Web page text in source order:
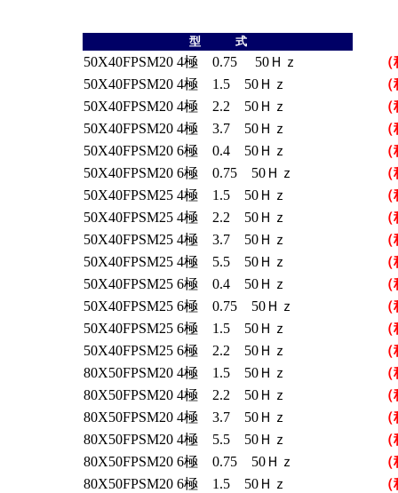
型 式
50X40FPSM20 4極 0.75 50Ｈｚ
50X40FPSM20 4極 1.5 50Ｈｚ
50X40FPSM20 4極 2.2 50Ｈｚ
50X40FPSM20 4極 3.7 50Ｈｚ
50X40FPSM20 6極 0.4 50Ｈｚ
50X40FPSM20 6極 0.75 50Ｈｚ
50X40FPSM25 4極 1.5 50Ｈｚ
50X40FPSM25 4極 2.2 50Ｈｚ
50X40FPSM25 4極 3.7 50Ｈｚ
50X40FPSM25 4極 5.5 50Ｈｚ
50X40FPSM25 6極 0.4 50Ｈｚ
50X40FPSM25 6極 0.75 50Ｈｚ
50X40FPSM25 6極 1.5 50Ｈｚ
50X40FPSM25 6極 2.2 50Ｈｚ
80X50FPSM20 4極 1.5 50Ｈｚ
80X50FPSM20 4極 2.2 50Ｈｚ
80X50FPSM20 4極 3.7 50Ｈｚ
80X50FPSM20 4極 5.5 50Ｈｚ
80X50FPSM20 6極 0.75 50Ｈｚ
80X50FPSM20 6極 1.5 50Ｈｚ